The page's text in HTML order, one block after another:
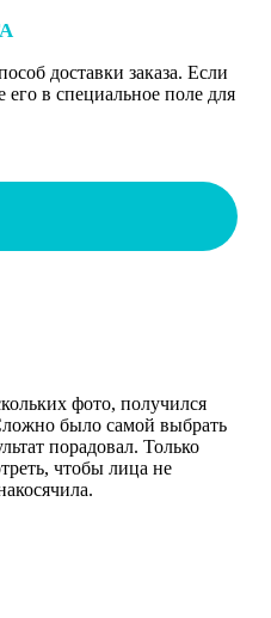
доставки заказа. Если
его в специальное поле для
фото, получился
было самой выбрать
порадовал. Только
чтобы лица не